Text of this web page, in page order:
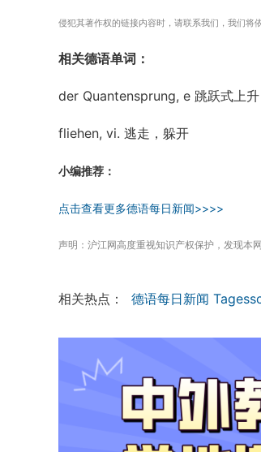
侵犯其著作权的链接内容时，请联系我们，我们将
相关德语单词：
der Quantensprung, e 跳跃式上升
fliehen, vi. 逃走，躲开
小编推荐：
点击查看更多德语每日新闻>>>>
声明：沪江网高度重视知识产权保护，发现本
相关热点： 德语每日新闻